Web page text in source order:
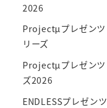
2026
Projectμプレゼン
リーズ
Projectμプレゼン
ズ2026
ENDLESSプレゼン